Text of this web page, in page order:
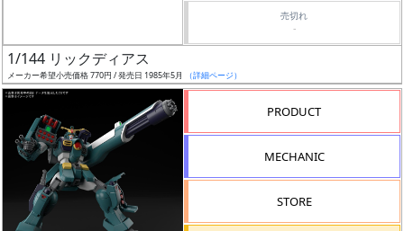
ー
ズ・
タ
売切れ
-
1/144 リックディアス
メーカー希望小売価格 770円 / 発売日 1985年5月 （詳細ページ）
PRODUCT
MECHANIC
STORE